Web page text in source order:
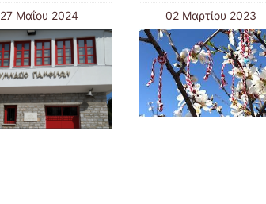
27 Μαΐου 2024 02 Μαρτίου 2023